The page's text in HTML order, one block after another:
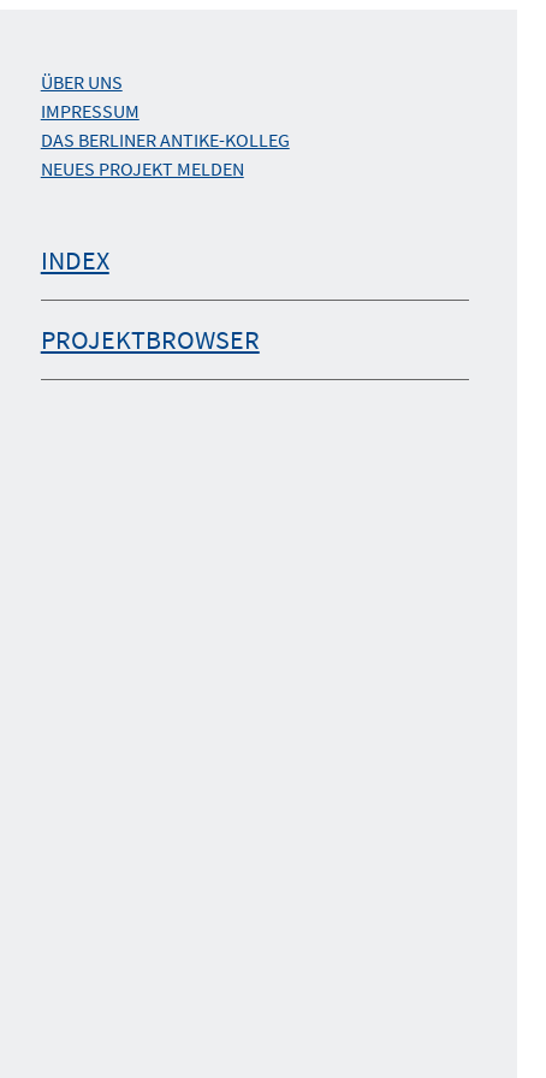
ÜBER UNS
IMPRESSUM
DAS BERLINER ANTIKE-KOLLEG
NEUES PROJEKT MELDEN
INDEX
PROJEKTBROWSER